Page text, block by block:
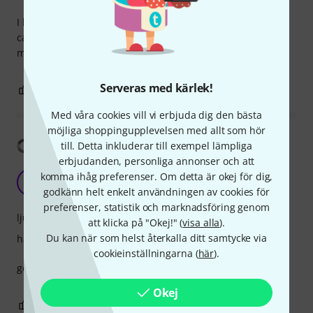
Serveras med kärlek!
Med våra cookies vill vi erbjuda dig den bästa
möjliga shoppingupplevelsen med allt som hör
till. Detta inkluderar till exempel lämpliga
erbjudanden, personliga annonser och att
komma ihåg preferenser. Om detta är okej för dig,
godkänn helt enkelt användningen av cookies för
preferenser, statistik och marknadsföring genom
att klicka på "Okej!" (visa alla).
Du kan när som helst återkalla ditt samtycke via
cookieinställningarna (här).
Okej
I buy these as spare strings to take with me to shows, in
case a string breaks. They are really good value for the
money, but not my nr.1 strings.
ANMÄL RECENSION
Visa översättning
iRma2021 14.05.2023
good price for this quality
ljud
hantverkskvalitet
0 ANMÄL RECENSION